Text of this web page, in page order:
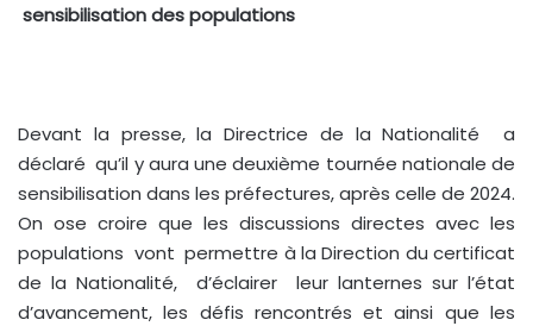
sensibilisation des populations
Devant la presse, la Directrice de la Nationalité a
déclaré qu’il y aura une deuxième tournée nationale de
sensibilisation dans les préfectures, après celle de 2024.
On ose croire que les discussions directes avec les
populations vont permettre à la Direction du certificat
de la Nationalité, d’éclairer leur lanternes sur l’état
d’avancement, les défis rencontrés et ainsi que les